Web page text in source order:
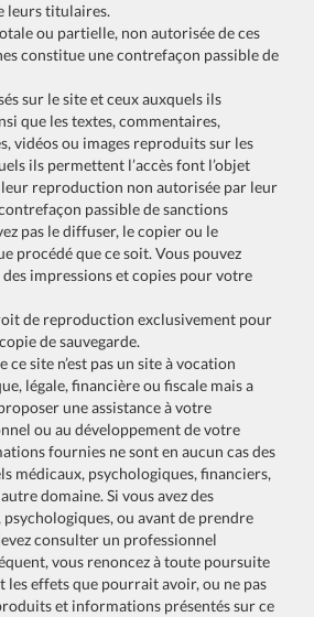
leurs titulaires.
ou partielle, non autorisée de ces
constitue une contrefaçon passible de
sur le site et ceux auxquels ils
que les textes, commentaires,
vidéos ou images reproduits sur les
ils permettent l’accès font l’objet
leur reproduction non autorisée par leur
passible de sanctions
pas le diffuser, le copier ou le
procédé que ce soit. Vous pouvez
impressions et copies pour votre
de reproduction exclusivement pour
de sauvegarde.
ce site n’est pas un site à vocation
légale, financière ou fiscale mais a
une assistance à votre
ou au développement de votre
fournies ne sont en aucun cas des
médicaux, psychologiques, financiers,
domaine. Si vous avez des
ou avant de prendre
consulter un professionnel
vous renoncez à toute poursuite
les effets que pourrait avoir, ou ne pas
et informations présentés sur ce